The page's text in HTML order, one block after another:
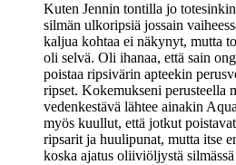
Kuten Jennin tontilla jo
silmän ulkoripsiä jossain
kaljua kohtaa ei näkynyt, mutta
oli selvä. Oli ihanaa, että sain
poistaa ripsivärin apteekin
ripset. Kokemukseni perusteella
vedenkestävä lähtee ainakin
myös kuullut, että jotkut
ripsarit ja huulipunat, mutta itse
koska ajatus oliiviöljystä